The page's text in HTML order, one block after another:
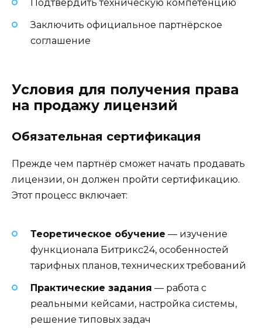
Подтвердить техническую компетенцию
Заключить официальное партнёрское
соглашение
Условия для получения права
на продажу лицензий
Обязательная сертификация
Прежде чем партнёр сможет начать продавать
лицензии, он должен пройти сертификацию.
Этот процесс включает:
Теоретическое обучение — изучение
функционала Битрикс24, особенностей
тарифных планов, технических требований
Практические задания — работа с
реальными кейсами, настройка системы,
решение типовых задач